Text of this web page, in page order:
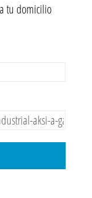
tu domicilio